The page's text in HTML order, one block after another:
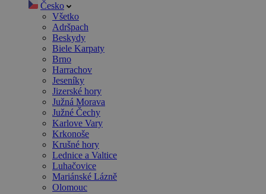
Česko
Všetko
Adršpach
Beskydy
Biele Karpaty
Brno
Harrachov
Jeseníky
Jizerské hory
Južná Morava
Južné Čechy
Karlove Vary
Krkonoše
Krušné hory
Lednice a Valtice
Luhačovice
Mariánské Lázně
Olomouc